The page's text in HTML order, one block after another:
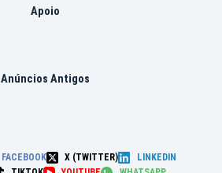
Apoio
Anúncios Antigos
FACEBOOK X (TWITTER)
LINKEDIN